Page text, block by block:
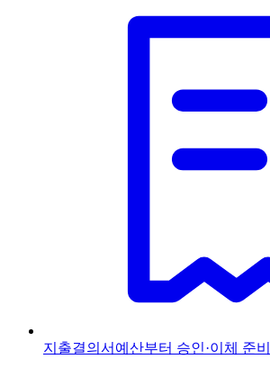
지출결의서 예산부터 승인·이체 준